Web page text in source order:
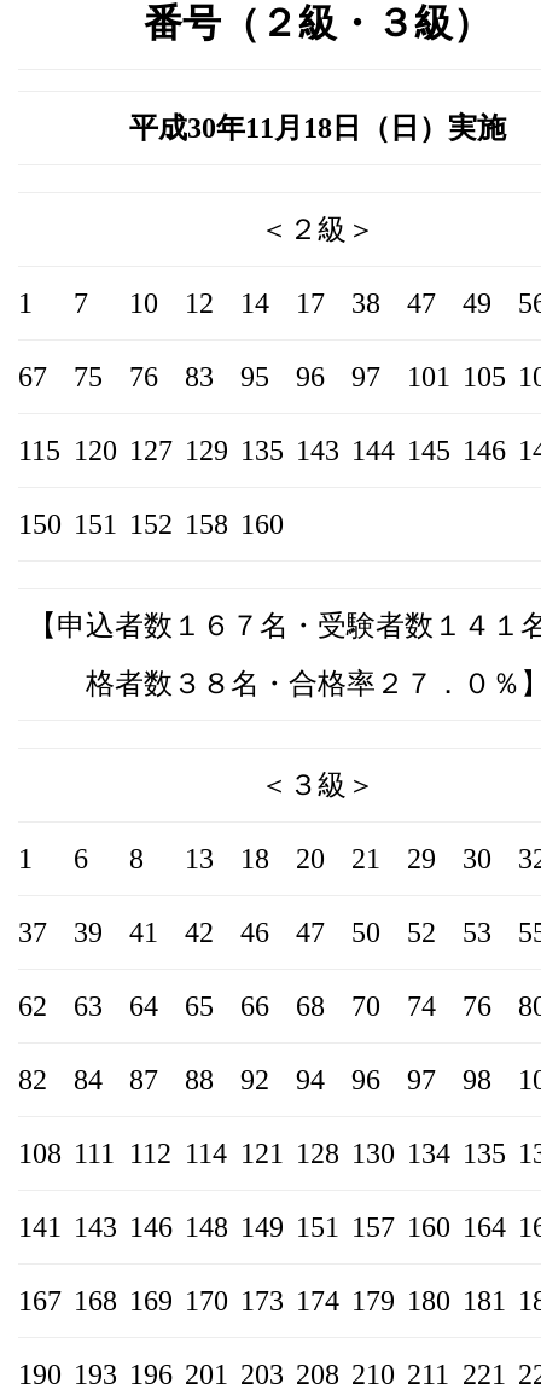
番号（２級・３級）
平成30年11月18日（日）実施
＜２級＞
1 7 10 12 14 17 38 47 49
67 75 76 83 95 96 97 101 105
115 120 127 129 135 143 144 145 146
150 151 152 158 160
【申込者数１６７名・受験者数１４１
格者数３８名・合格率２７．０％
＜３級＞
1 6 8 13 18 20 21 29 30
37 39 41 42 46 47 50 52 53
62 63 64 65 66 68 70 74 76
82 84 87 88 92 94 96 97 98
108 111 112 114 121 128 130 134 135
141 143 146 148 149 151 157 160 164
167 168 169 170 173 174 179 180 181
190 193 196 201 203 208 210 211 221